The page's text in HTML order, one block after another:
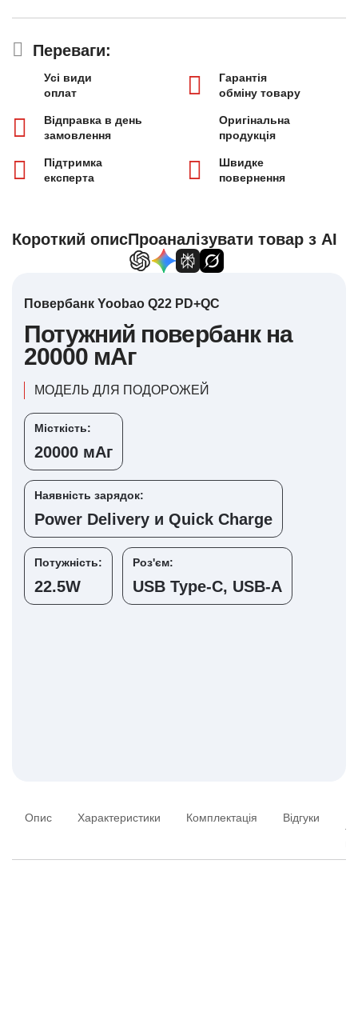
Переваги:
Усі види
оплат
Гарантія
обміну товару
Відправка в день
замовлення
Оригінальна
продукція
Підтримка
експерта
Швидке
повернення
Короткий описПроаналізувати товар з AI
Повербанк Yoobao Q22 PD+QC
Потужний повербанк на
20000 мАг
МОДЕЛЬ ДЛЯ ПОДОРОЖЕЙ
Місткість:
20000 мАг
Наявність зарядок:
Power Deliverу и Quick Charge
Потужність:
22.5W
Роз'єм:
USB Type-C, USB-A
Опис Характеристики Комплектація Відгуки
та